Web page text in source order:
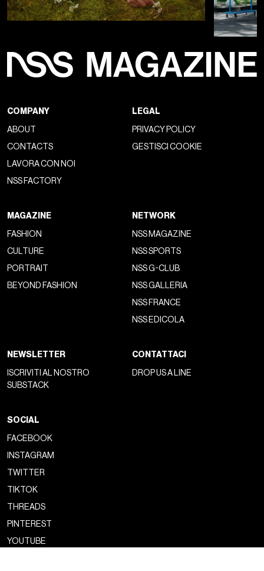
COMPANY
ABOUT
CONTACTS
LAVORA CON NOI
NSS FACTORY
LEGAL
PRIVACY POLICY
GESTISCI COOKIE
MAGAZINE
FASHION
CULTURE
PORTRAIT
BEYOND FASHION
NETWORK
NSS MAGAZINE
NSS SPORTS
NSS G-CLUB
NSS GALLERIA
NSS FRANCE
NSS EDICOLA
NEWSLETTER
ISCRIVITI AL NOSTRO
SUBSTACK
CONTATTACI
DROP US A LINE
SOCIAL
FACEBOOK
INSTAGRAM
TWITTER
TIKTOK
THREADS
PINTEREST
YOUTUBE